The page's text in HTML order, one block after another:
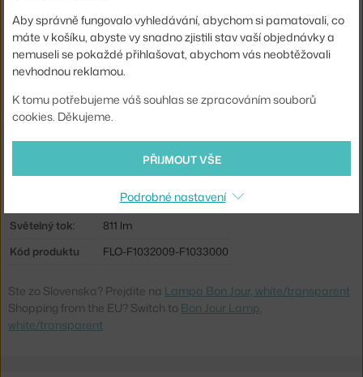
Hlavní materiál:
plast
Zdroj součástí:
ano, vestavěný
Max Watt (LED):
13 W
Barevná teplota:
2700 K
Příkon:
13 W
Stmívatelné:
ano
vestavěný LED zdroj
Světelný tok:
811 lm
Kód produktu
FLO-F1032009-F1033000
Ste zo Slovenska? Prejdite na Lampa Bon Jour, white/transparent
Shopping from the EU? Switch to Bon Jour Lamp,
white/transparent
Aby správně fungovalo vyhledávání, abychom si pamatovali, co
máte v košíku, abyste vy snadno zjistili stav vaší objednávky a
nemuseli se pokaždé přihlašovat, abychom vás neobtěžovali
nevhodnou reklamou.
K tomu potřebujeme váš souhlas se zpracováním souborů
cookies. Děkujeme.
PŘIJMOUT VŠE
Podrobné nastavení